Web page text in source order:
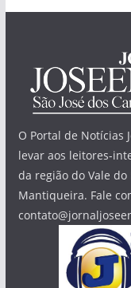
O Portal de Notícias
levar aos leitores-
da região do Vale
Mantiqueira. Fale